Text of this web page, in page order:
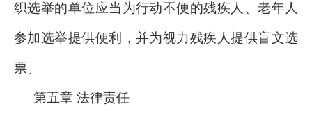
织选举的单位应当为行动不便的残疾人、老年人
参加选举提供便利，并为视力残疾人提供盲文选
票。
第五章 法律责任